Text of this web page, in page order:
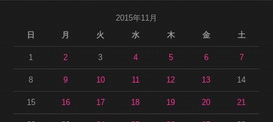
2015年11月
日
月 火 水 木 金 土
1 2 3 4 5 6 7
8 9 10 11 12 13 14
15 16 17 18 19 20 21